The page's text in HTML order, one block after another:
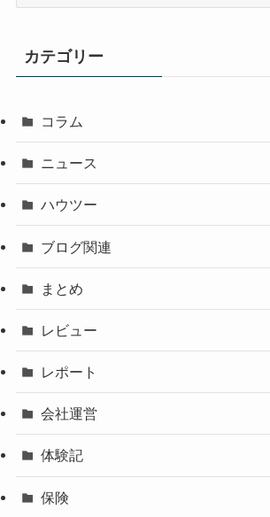
ブ
カテゴリー
コラム
ニュース
ハウツー
ブログ関連
まとめ
レビュー
レポート
会社運営
体験記
保険